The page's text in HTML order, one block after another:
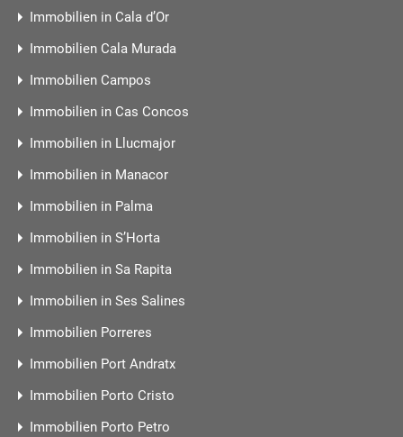
Immobilien in Cala d’Or
Immobilien Cala Murada
Immobilien Campos
Immobilien in Cas Concos
Immobilien in Llucmajor
Immobilien in Manacor
Immobilien in Palma
Immobilien in S’Horta
Immobilien in Sa Rapita
Immobilien in Ses Salines
Immobilien Porreres
Immobilien Port Andratx
Immobilien Porto Cristo
Immobilien Porto Petro